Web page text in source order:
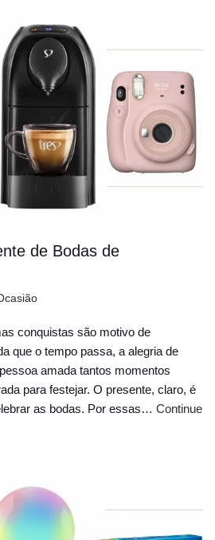
de Bodas de
conquistas são motivo de
que o tempo passa, a alegria de
amada tantos momentos
para festejar. O presente, claro, é
as bodas. Por essas… Continue